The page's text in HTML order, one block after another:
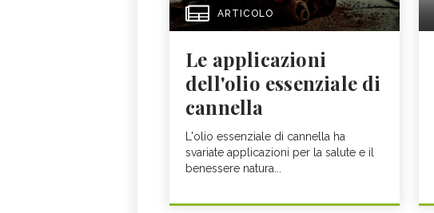
ARTICOLO
Le applicazioni
dell'olio essenziale di
cannella
L'olio essenziale di cannella ha
svariate applicazioni per la salute e il
benessere natura...